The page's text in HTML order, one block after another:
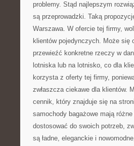
problemy. Stąd najlepszym
są przeprowadzki. Taką
Warszawa. W ofercie tej firmy,
klientów pojedynczych. Może się
przewieźć konkretne rzeczy w
lotniska lub na lotnisko, co dla
korzysta z oferty tej firmy,
zwłaszcza ciekawe dla klientów.
cennik, który znajduje się na
samochody bagażowe mają
dostosować do swoich potrzeb,
są ładne, eleganckie i